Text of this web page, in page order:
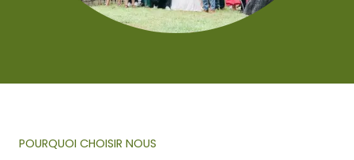
POURQUOI CHOISIR NOUS